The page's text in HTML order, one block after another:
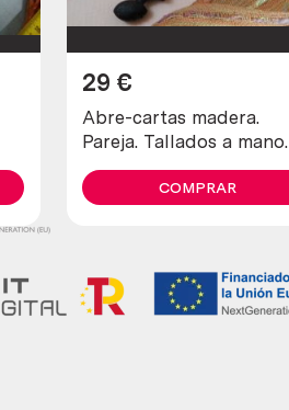
Abre-cartas madera.
Pareja. Tallados a mano.
29 €
COMPRAR